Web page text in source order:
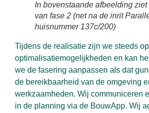
In bovenstaande afbeelding
van fase 2 (net na de inrit
huisnummer 137c/200)
Tijdens de realisatie zijn we steeds
optimalisatiemogelijkheden en kan
we de fasering aanpassen als dat
de bereikbaarheid van de omgeving
werkzaamheden. Wij communiceren
in de planning via de BouwApp. Wij